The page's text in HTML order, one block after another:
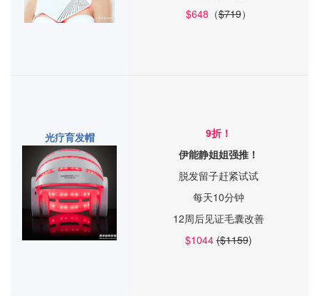
$648 （$719）
光疗育发帽
9折！
伊能静姐姐强推！
脱发留子赶紧试试
每天10分钟
12周后见证毛囊改善
$1044 ($1159)